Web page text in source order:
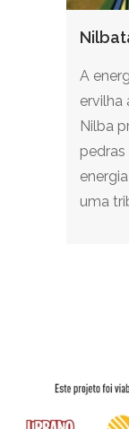
A
ervilha
Nilba
uma